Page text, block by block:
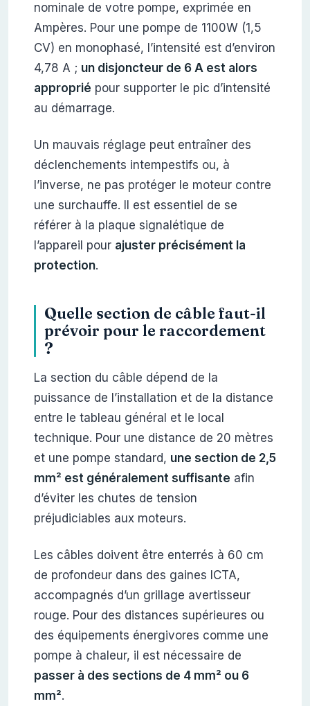
nominale de votre pompe, exprimée en
Ampères. Pour une pompe de 1100W (1,5
CV) en monophasé, l’intensité est d’environ
4,78 A ; un disjoncteur de 6 A est alors
approprié pour supporter le pic d’intensité
au démarrage.
Un mauvais réglage peut entraîner des
déclenchements intempestifs ou, à
l’inverse, ne pas protéger le moteur contre
une surchauffe. Il est essentiel de se
référer à la plaque signalétique de
l’appareil pour ajuster précisément la
protection.
Quelle section de câble faut-il
prévoir pour le raccordement
?
La section du câble dépend de la
puissance de l’installation et de la distance
entre le tableau général et le local
technique. Pour une distance de 20 mètres
et une pompe standard, une section de 2,5
mm² est généralement suffisante afin
d’éviter les chutes de tension
préjudiciables aux moteurs.
Les câbles doivent être enterrés à 60 cm
de profondeur dans des gaines ICTA,
accompagnés d’un grillage avertisseur
rouge. Pour des distances supérieures ou
des équipements énergivores comme une
pompe à chaleur, il est nécessaire de
passer à des sections de 4 mm² ou 6
mm².